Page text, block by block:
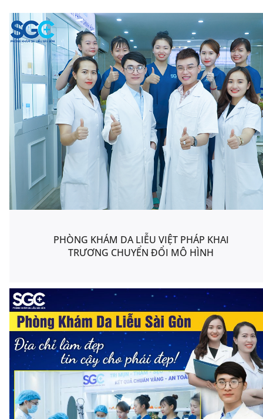
PHÒNG KHÁM DA LIỄU VIỆT PHÁP KHAI
TRƯƠNG CHUYỂN ĐỔI MÔ HÌNH